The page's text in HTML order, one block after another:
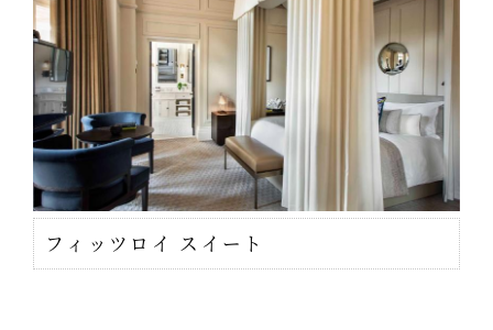
フィッツロイ スイート